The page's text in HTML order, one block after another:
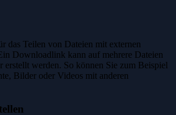
das Teilen von Dateien mit externen
Downloadlink kann auf mehrere Dateien
erstellt werden. So können Sie zum Beispiel
Bilder oder Videos mit anderen